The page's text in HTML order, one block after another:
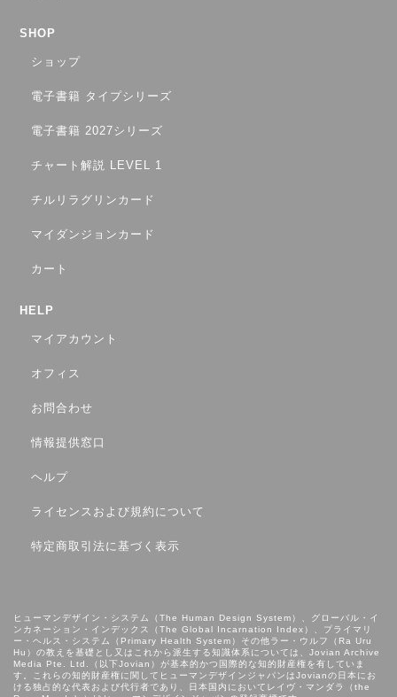
SHOP
ショップ
電子書籍 タイプシリーズ
電子書籍 2027シリーズ
チャート解説 LEVEL 1
チルリラグリンカード
マイダンジョンカード
カート
HELP
マイアカウント
オフィス
お問合わせ
情報提供窓口
ヘルプ
ライセンスおよび規約について
特定商取引法に基づく表示
ヒューマンデザイン・システム（The Human Design System）、グローバル・イ
ンカネーション・インデックス（The Global Incarnation Index）、プライマリ
ー・ヘルス・システム（Primary Health System）その他ラー・ウルフ（Ra Uru
Hu）の教えを基礎とし⼜はこれから派⽣する知識体系については、Jovian Archive
Media Pte. Ltd.（以下Jovian）が基本的かつ国際的な知的財産権を有していま
す。これらの知的財産権に関してヒューマンデザインジャパンはJovianの日本にお
ける独占的な代表および代行者であり、日本国内においてレイヴ・マンダラ（the